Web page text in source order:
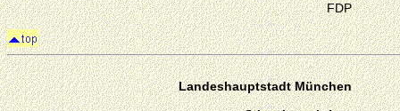
FDP
Landeshauptstadt München